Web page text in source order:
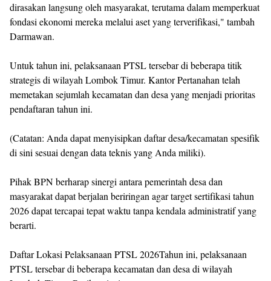
dirasakan langsung oleh masyarakat, terutama dalam memperkuat
fondasi ekonomi mereka melalui aset yang terverifikasi," tambah
Darmawan.
Untuk tahun ini, pelaksanaan PTSL tersebar di beberapa titik
strategis di wilayah Lombok Timur. Kantor Pertanahan telah
memetakan sejumlah kecamatan dan desa yang menjadi prioritas
pendaftaran tahun ini.
(Catatan: Anda dapat menyisipkan daftar desa/kecamatan spesifik
di sini sesuai dengan data teknis yang Anda miliki).
Pihak BPN berharap sinergi antara pemerintah desa dan
masyarakat dapat berjalan beriringan agar target sertifikasi tahun
2026 dapat tercapai tepat waktu tanpa kendala administratif yang
berarti.
Daftar Lokasi Pelaksanaan PTSL 2026Tahun ini, pelaksanaan
PTSL tersebar di beberapa kecamatan dan desa di wilayah